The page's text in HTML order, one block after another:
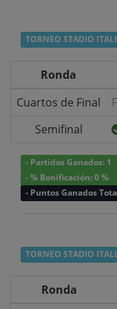
TORNEO STADIO
Ronda
Cuartos de Final
Semifinal
- Partidos Ganados: 1
- % Bonificación: 0 %
- Puntos Ganados
TORNEO STADIO
Ronda